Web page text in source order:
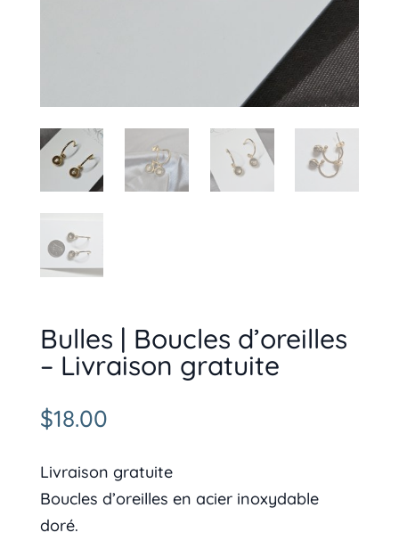
Bulles | Boucles d’oreilles
– Livraison gratuite
$18.00
Livraison gratuite
Boucles d’oreilles en acier inoxydable
doré.